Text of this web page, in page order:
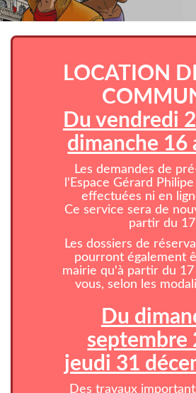
LOCATION
Du vendredi
dimanche 16
Les demandes de
l'Espace Gérard
effectuées ni en
Ce service sera de
partir du
Les dossiers de
pourront également
mairie qu'à partir du
vous, selon les
Du
septembre
jeudi 31
Des travaux